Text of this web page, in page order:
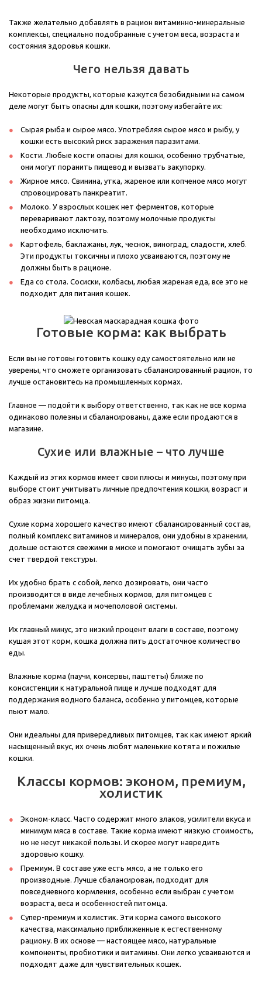
Также желательно добавлять в рацион витаминно-минеральные
комплексы, специально подобранные с учетом веса, возраста и
состояния здоровья кошки.
Чего нельзя давать
Некоторые продукты, которые кажутся безобидными на самом
деле могут быть опасны для кошки, поэтому избегайте их:
Сырая рыба и сырое мясо. Употребляя сырое мясо и рыбу, у
кошки есть высокий риск заражения паразитами.
Кости. Любые кости опасны для кошки, особенно трубчатые,
они могут поранить пищевод и вызвать закупорку.
Жирное мясо. Свинина, утка, жареное или копченое мясо могут
спровоцировать панкреатит.
Молоко. У взрослых кошек нет ферментов, которые
переваривают лактозу, поэтому молочные продукты
необходимо исключить.
Картофель, баклажаны, лук, чеснок, виноград, сладости, хлеб.
Эти продукты токсичны и плохо усваиваются, поэтому не
должны быть в рационе.
Еда со стола. Сосиски, колбасы, любая жареная еда, все это не
подходит для питания кошек.
Готовые корма: как выбрать
Если вы не готовы готовить кошку еду самостоятельно или не
уверены, что сможете организовать сбалансированный рацион, то
лучше остановитесь на промышленных кормах.
Главное — подойти к выбору ответственно, так как не все корма
одинаково полезны и сбалансированы, даже если продаются в
магазине.
Сухие или влажные – что лучше
Каждый из этих кормов имеет свои плюсы и минусы, поэтому при
выборе стоит учитывать личные предпочтения кошки, возраст и
образ жизни питомца.
Сухие корма хорошего качество имеют сбалансированный состав,
полный комплекс витаминов и минералов, они удобны в хранении,
дольше остаются свежими в миске и помогают очищать зубы за
счет твердой текстуры.
Их удобно брать с собой, легко дозировать, они часто
производится в виде лечебных кормов, для питомцев с
проблемами желудка и мочеполовой системы.
Их главный минус, это низкий процент влаги в составе, поэтому
кушая этот корм, кошка должна пить достаточное количество
еды.
Влажные корма (паучи, консервы, паштеты) ближе по
консистенции к натуральной пище и лучше подходят для
поддержания водного баланса, особенно у питомцев, которые
пьют мало.
Они идеальны для привередливых питомцев, так как имеют яркий
насыщенный вкус, их очень любят маленькие котята и пожилые
кошки.
Классы кормов: эконом, премиум,
холистик
Эконом-класс. Часто содержит много злаков, усилители вкуса и
минимум мяса в составе. Такие корма имеют низкую стоимость,
но не несут никакой пользы. И скорее могут навредить
здоровью кошку.
Премиум. В составе уже есть мясо, а не только его
производные. Лучше сбалансирован, подходит для
повседневного кормления, особенно если выбран с учетом
возраста, веса и особенностей питомца.
Супер-премиум и холистик. Эти корма самого высокого
качества, максимально приближенные к естественному
рациону. В их основе — настоящее мясо, натуральные
компоненты, пробиотики и витамины. Они легко усваиваются и
подходят даже для чувствительных кошек.